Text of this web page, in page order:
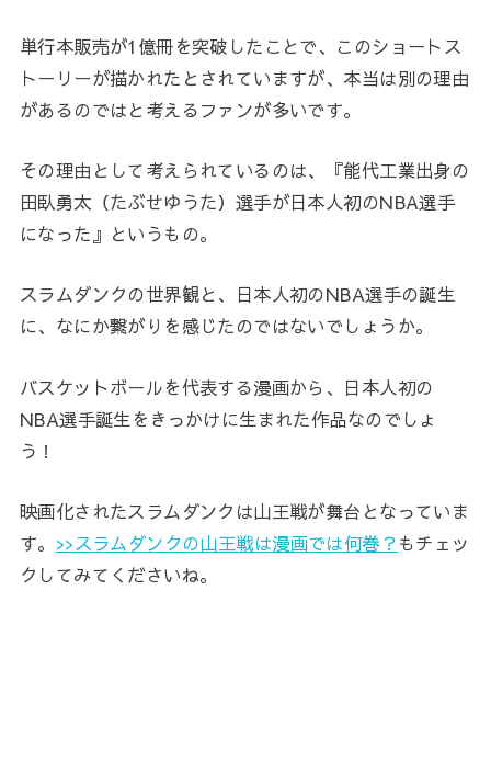
単行本販売が1億冊を突破したことで、このショートス
トーリーが描かれたとされていますが、本当は別の理由
があるのではと考えるファンが多いです。
その理由として考えられているのは、『能代工業出身の
田臥勇太（たぶせゆうた）選手が日本人初のNBA選手
になった』というもの。
スラムダンクの世界観と、日本人初のNBA選手の誕生
に、なにか繋がりを感じたのではないでしょうか。
バスケットボールを代表する漫画から、日本人初の
NBA選手誕生をきっかけに生まれた作品なのでしょ
う！
映画化されたスラムダンクは山王戦が舞台となっていま
す。 >>スラムダンクの山王戦は漫画では何巻？もチェッ
クしてみてくださいね。